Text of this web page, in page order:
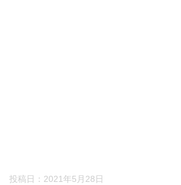
投稿日： 2021年5月28日